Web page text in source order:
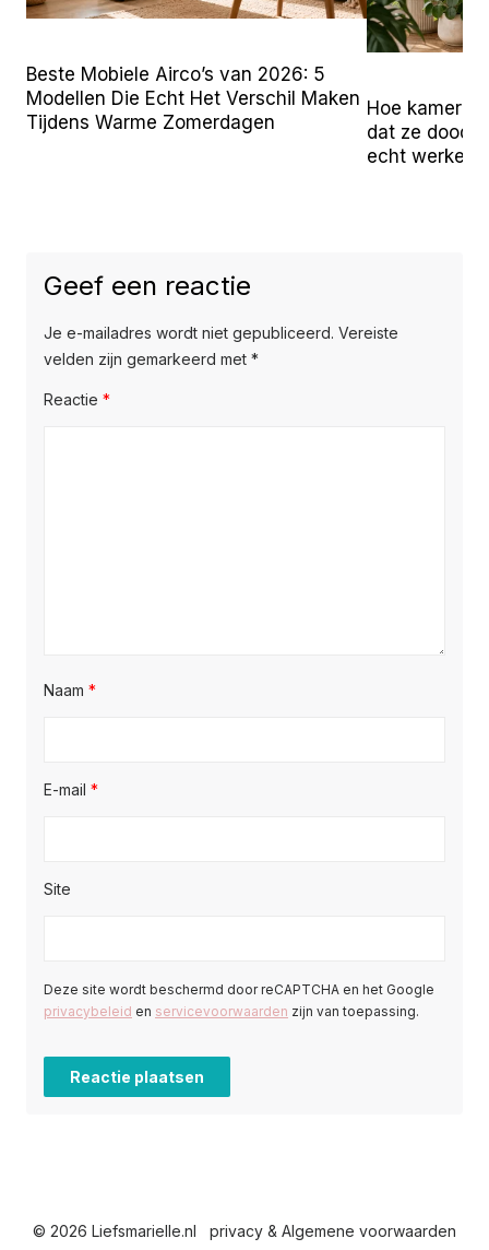
Beste Mobiele Airco’s van 2026: 5
Modellen Die Echt Het Verschil Maken
Tijdens Warme Zomerdagen
Hoe
dat ze
echt werken
Geef een reactie
Je e-mailadres wordt niet gepubliceerd. Vereiste
velden zijn gemarkeerd met *
Reactie *
Naam *
E-mail *
Site
Deze site wordt beschermd door reCAPTCHA en het Google
privacybeleid en servicevoorwaarden zijn van toepassing.
© 2026 Liefsmarielle.nl privacy & Algemene voorwaarden